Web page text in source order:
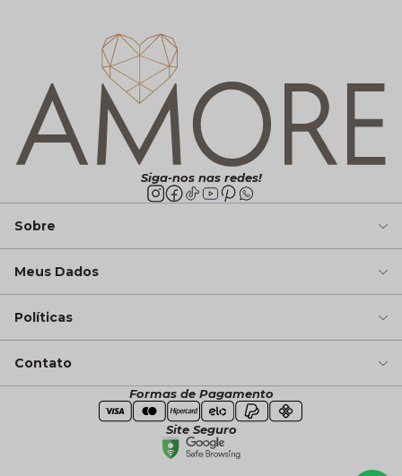
Siga-nos nas redes!
Sobre
Meus Dados
Políticas
Contato
Formas de Pagamento
Site Seguro